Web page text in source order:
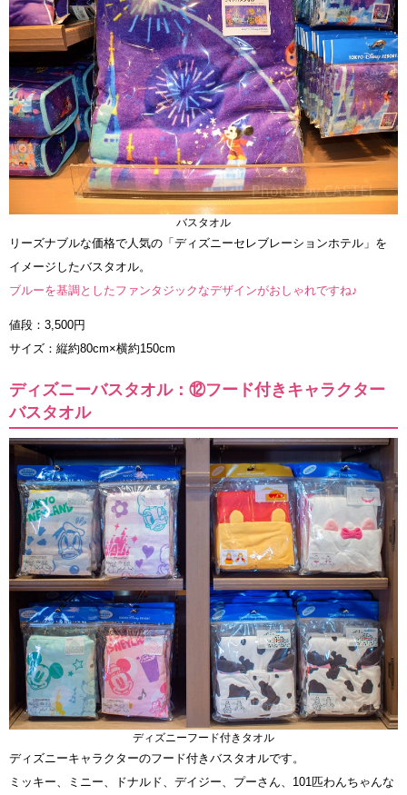
バスタオル
リーズナブルな価格で人気の「ディズニーセレブレーションホテル」を
イメージしたバスタオル。
ブルーを基調としたファンタジックなデザインがおしゃれですね♪
値段：3,500円
サイズ：縦約80cm×横約150cm
ディズニーバスタオル：⑫フード付きキャラクター
バスタオル
ディズニーフード付きタオル
ディズニーキャラクターのフード付きバスタオルです。
ミッキー、ミニー、ドナルド、デイジー、プーさん、101匹わんちゃんな